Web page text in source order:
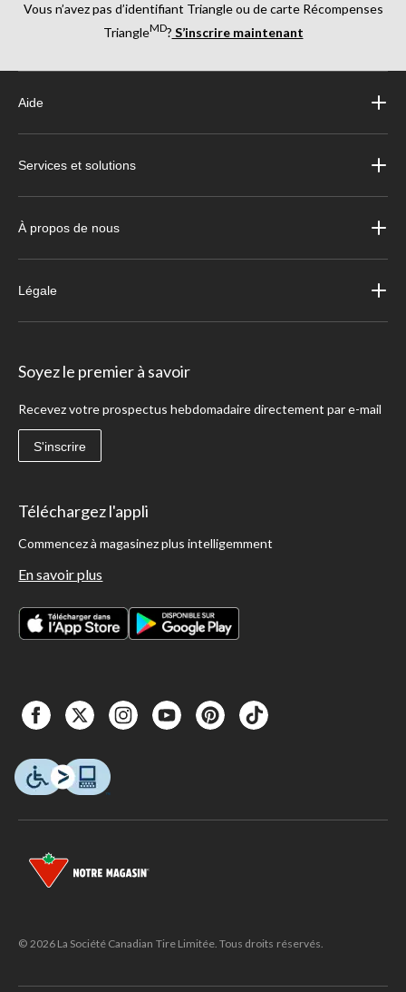
Vous n’avez pas d’identifiant Triangle ou de carte Récompenses
TriangleMD? S’inscrire maintenant
Aide
Services et solutions
À propos de nous
Légale
Soyez le premier à savoir
Recevez votre prospectus hebdomadaire directement par e-mail
S'inscrire
Téléchargez l'appli
Commencez à magasinez plus intelligemment
En savoir plus
© 2026 La Société Canadian Tire Limitée. Tous droits réservés.